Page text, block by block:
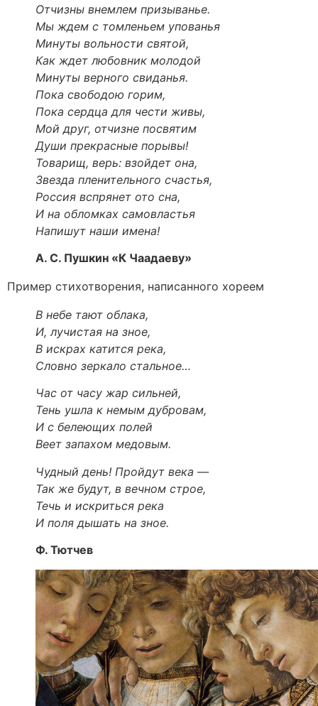
Отчизны внемлем призыванье.
Мы ждем с томленьем упованья
Минуты вольности святой,
Как ждет любовник молодой
Минуты верного свиданья.
Пока свободою горим,
Пока сердца для чести живы,
Мой друг, отчизне посвятим
Души прекрасные порывы!
Товарищ, верь: взойдет она,
Звезда пленительного счастья,
Россия вспрянет ото сна,
И на обломках самовластья
Напишут наши имена!
А. С. Пушкин «К Чаадаеву»
Пример стихотворения, написанного хореем
В небе тают облака,
И, лучистая на зное,
В искрах катится река,
Словно зеркало стальное…
Час от часу жар сильней,
Тень ушла к немым дубровам,
И с белеющих полей
Веет запахом медовым.
Чудный день! Пройдут века —
Так же будут, в вечном строе,
Течь и искриться река
И поля дышать на зное.
Ф. Тютчев